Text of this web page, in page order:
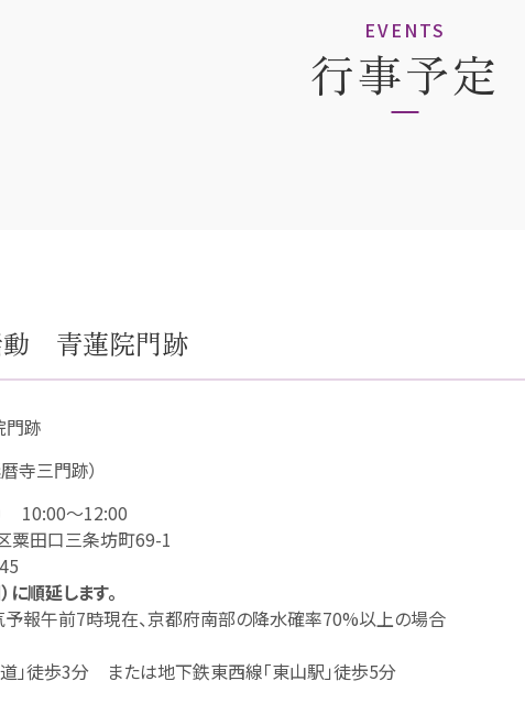
EVENTS
行事予定
青蓮院門跡
跡
寺三門跡）
～12:00
口三条坊町69-1
順延します。
現在、京都府南部の降水確率70%以上の場合
歩3分 または地下鉄東西線「東山駅」徒歩5分